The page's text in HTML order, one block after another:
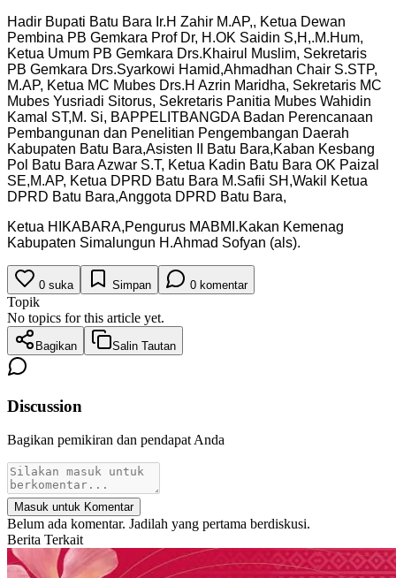
Hadir Bupati Batu Bara Ir.H Zahir M.AP,, Ketua Dewan
Pembina PB Gemkara Prof Dr, H.OK Saidin S,H,.M.Hum,
Ketua Umum PB Gemkara Drs.Khairul Muslim, Sekretaris
PB Gemkara Drs.Syarkowi Hamid,Ahmadhan Chair S.STP,
M.AP, Ketua MC Mubes Drs.H Azrin Maridha, Sekretaris MC
Mubes Yusriadi Sitorus, Sekretaris Panitia Mubes Wahidin
Kamal ST,M. Si, BAPPELITBANGDA Badan Perencanaan
Pembangunan dan Penelitian Pengembangan Daerah
Kabupaten Batu Bara,Asisten II Batu Bara,Kaban Kesbang
Pol Batu Bara Azwar S.T, Ketua Kadin Batu Bara OK Paizal
SE,M.AP, Ketua DPRD Batu Bara M.Safii SH,Wakil Ketua
DPRD Batu Bara,Anggota DPRD Batu Bara,
Ketua HIKABARA,Pengurus MABMI.Kakan Kemenag
Kabupaten Simalungun H.Ahmad Sofyan (als).
0 suka Simpan 0 komentar
Topik
No topics for this article yet.
Bagikan Salin Tautan
Discussion
Bagikan pemikiran dan pendapat Anda
Masuk untuk Komentar
Belum ada komentar. Jadilah yang pertama berdiskusi.
Berita Terkait